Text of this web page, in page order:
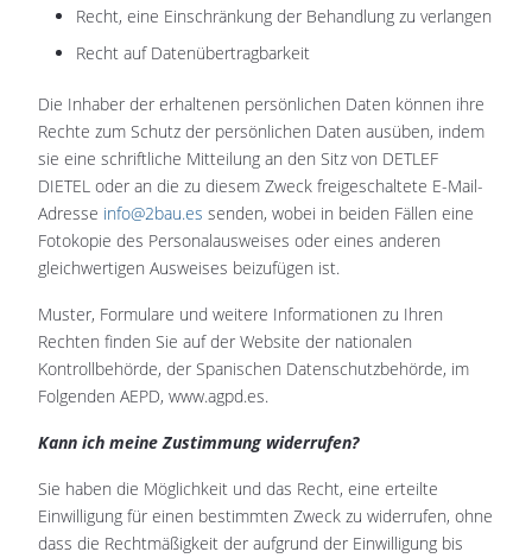
Recht, eine Einschränkung der Behandlung zu verlangen
Recht auf Datenübertragbarkeit
Die Inhaber der erhaltenen persönlichen Daten können ihre
Rechte zum Schutz der persönlichen Daten ausüben, indem
sie eine schriftliche Mitteilung an den Sitz von DETLEF
DIETEL oder an die zu diesem Zweck freigeschaltete E-Mail-
Adresse info@2bau.es senden, wobei in beiden Fällen eine
Fotokopie des Personalausweises oder eines anderen
gleichwertigen Ausweises beizufügen ist.
Muster, Formulare und weitere Informationen zu Ihren
Rechten finden Sie auf der Website der nationalen
Kontrollbehörde, der Spanischen Datenschutzbehörde, im
Folgenden AEPD, www.agpd.es.
Kann ich meine Zustimmung widerrufen?
Sie haben die Möglichkeit und das Recht, eine erteilte
Einwilligung für einen bestimmten Zweck zu widerrufen, ohne
dass die Rechtmäßigkeit der aufgrund der Einwilligung bis